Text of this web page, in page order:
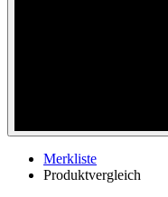
Merkliste
Produktvergleich